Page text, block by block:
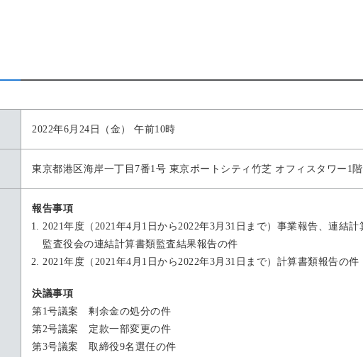
2022年6月24日（金） 午前10時
東京都港区海岸一丁目7番1号 東京ポートシティ竹芝 オフィスタワー1
報告事項
2021年度（2021年4月1日から2022年3月31日まで）事業報告、連結
監査役会の連結計算書類監査結果報告の件
2021年度（2021年4月1日から2022年3月31日まで）計算書類報告の件
決議事項
第1号議案 剰余金の処分の件
第2号議案 定款一部変更の件
第3号議案 取締役9名選任の件